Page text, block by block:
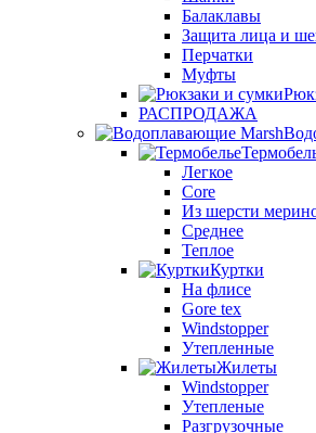
Балаклавы
Защита лица и
Перчатки
Муфты
РАСПРОДАЖА
Легкое
Core
Из шерсти
Среднее
Теплое
Куртки
На флисе
Gore tex
Windstopper
Утепленные
Жилеты
Windstopper
Утепленые
Разгрузочные